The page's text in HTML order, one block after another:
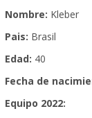
Nombre: Kleber
Pais: Brasil
Edad: 40
Fecha de
Equipo 2022: